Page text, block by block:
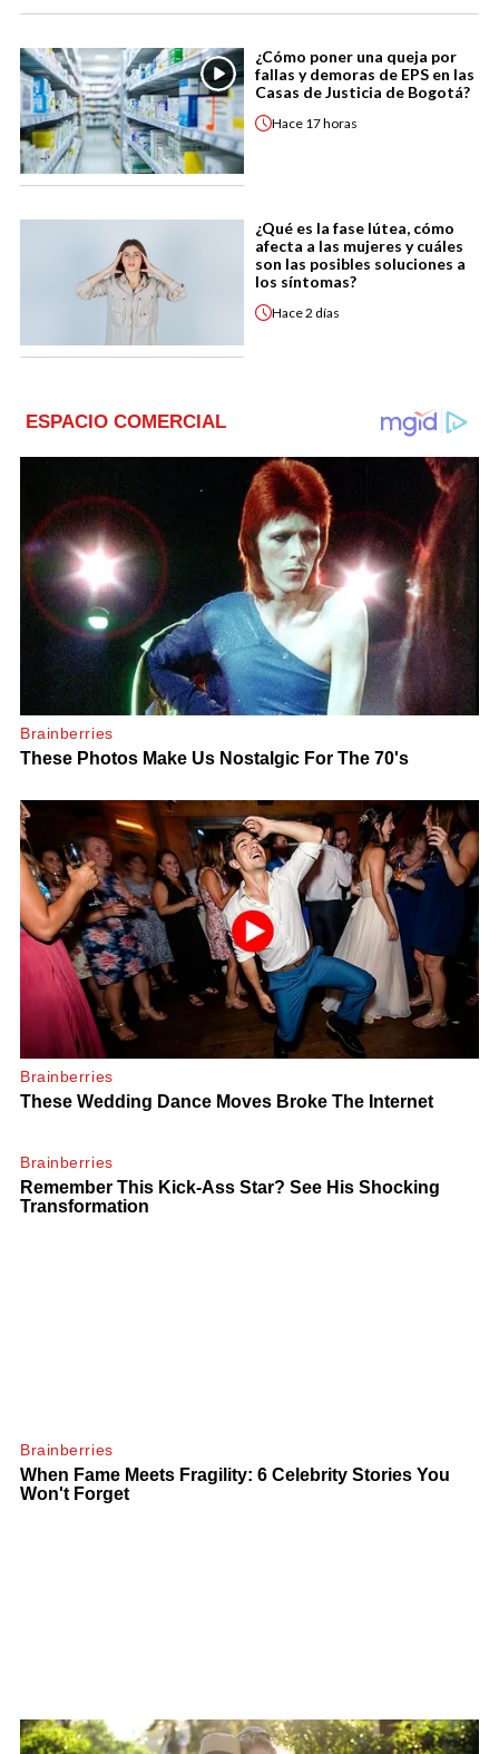
¿Cómo poner una queja por
fallas y demoras de EPS en las
Casas de Justicia de Bogotá?
Hace 17 horas
¿Qué es la fase lútea, cómo
afecta a las mujeres y cuáles
son las posibles soluciones a
los síntomas?
Hace2 días